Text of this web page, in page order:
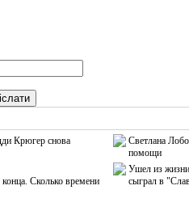
Крюгер снова
Сколько времени
Светлана
помощи
Ушел из жизни
сыграл в